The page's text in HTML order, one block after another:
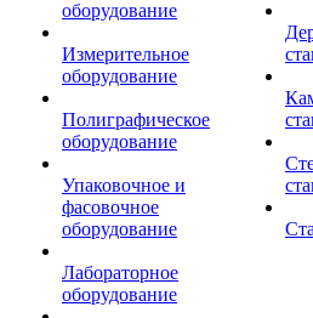
оборудование
Измерительное
оборудование
Полиграфическое
оборудование
Упаковочное и
фасовочное
оборудование
Лабораторное
оборудование